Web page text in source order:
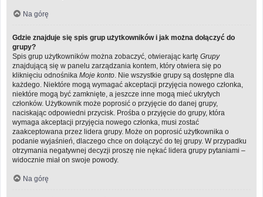
Na górę
Gdzie znajduje się spis grup użytkowników i jak można dołączyć do
grupy?
Spis grup użytkowników można zobaczyć, otwierając kartę Grupy
znajdującą się w panelu zarządzania kontem, który otwiera się po
kliknięciu odnośnika Moje konto . Nie wszystkie grupy są dostępne dla
każdego. Niektóre mogą wymagać akceptacji przyjęcia nowego członka,
niektóre mogą być zamknięte, a jeszcze inne mogą mieć ukrytych
członków. Użytkownik może poprosić o przyjęcie do danej grupy,
naciskając odpowiedni przycisk. Prośba o przyjęcie do grupy, która
wymaga akceptacji przyjęcia nowego członka, musi zostać
zaakceptowana przez lidera grupy. Może on poprosić użytkownika o
podanie wyjaśnień, dlaczego chce on dołączyć do tej grupy. W przypadku
otrzymania negatywnej decyzji proszę nie nękać lidera grupy pytaniami –
widocznie miał on swoje powody.
Na górę